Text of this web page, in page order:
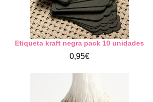
Etiqueta kraft negra pack 10 unidades
0,95€